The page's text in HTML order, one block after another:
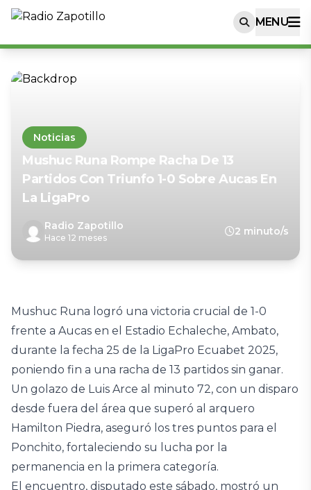
MENU
Noticias
Mushuc Runa Rompe Racha De 13
Partidos Con Triunfo 1-0 Sobre Aucas En
La LigaPro
Radio Zapotillo
Hace 12 meses
2 minuto/s
Mushuc Runa logró una victoria crucial de 1-0
frente a Aucas en el Estadio Echaleche, Ambato,
durante la fecha 25 de la LigaPro Ecuabet 2025,
poniendo fin a una racha de 13 partidos sin ganar.
Un golazo de Luis Arce al minuto 72, con un disparo
desde fuera del área que superó al arquero
Hamilton Piedra, aseguró los tres puntos para el
Ponchito, fortaleciendo su lucha por la
permanencia en la primera categoría.
El encuentro, disputado este sábado, mostró un